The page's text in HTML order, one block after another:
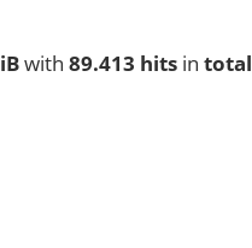
with 89.413 hits in total